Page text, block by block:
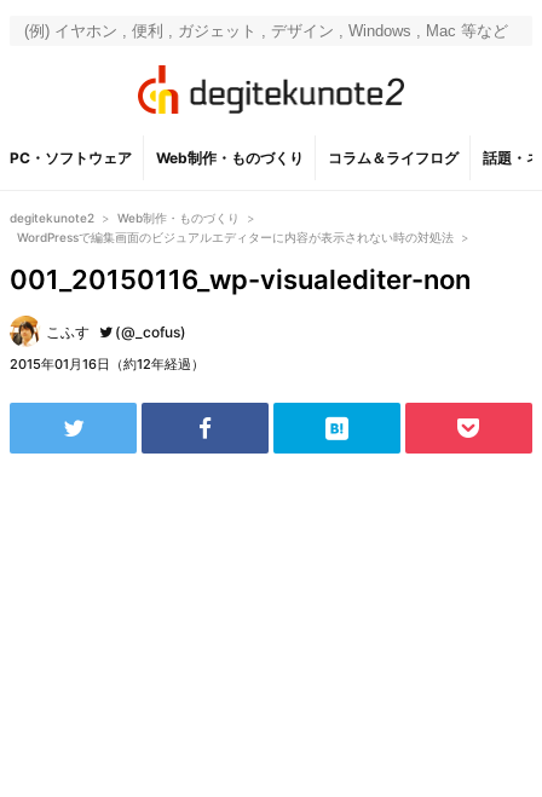
PC・ソフトウェア Web制作・ものづくり コラム＆ライフログ 話題・
degitekunote2 > Web制作・ものづくり
>
WordPressで編集画面のビジュアルエディターに内容が表示されない時の対処法 >
001_20150116_wp-visualediter-non
こふす (@_cofus)
2015年01月16日（約12年経過）